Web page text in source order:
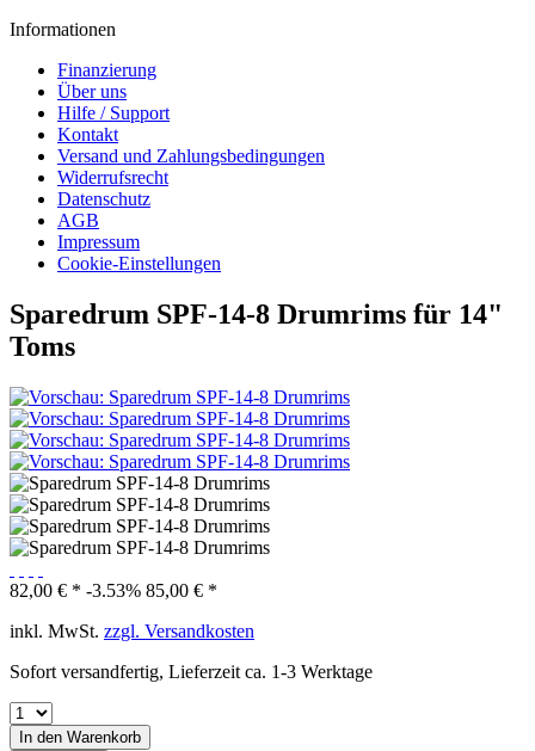
Informationen
Finanzierung
Über uns
Hilfe / Support
Kontakt
Versand und Zahlungsbedingungen
Widerrufsrecht
Datenschutz
AGB
Impressum
Cookie-Einstellungen
Sparedrum SPF-14-8 Drumrims für 14"
Toms
82,00 € * -3.53% 85,00 € *
inkl. MwSt. zzgl. Versandkosten
Sofort versandfertig, Lieferzeit ca. 1-3 Werktage
In den Warenkorb